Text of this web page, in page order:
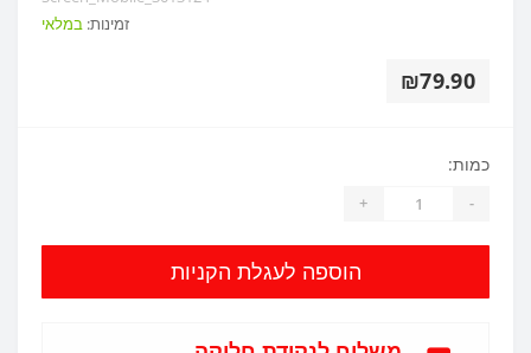
זמינות: במלאי
₪79.90
כמות:
-
+
הוספה לעגלת הקניות